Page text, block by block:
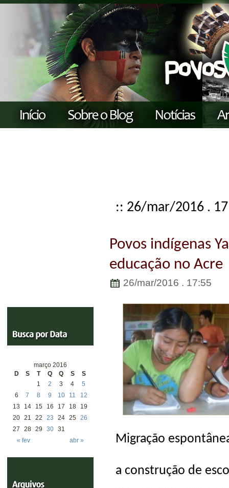
março 2016
D
S T Q Q S S
« fev abr »
1 2 3 4
5
6
7 8 9 10 11
12
13
14 15 16 17 18
19
20 21 22 23 24 25 26
27
28 29 30 31
:: 26/mar/2016 .
Povos indígenas
educação no Acre
26/mar/2016 . 17:55
Migração
a construção de